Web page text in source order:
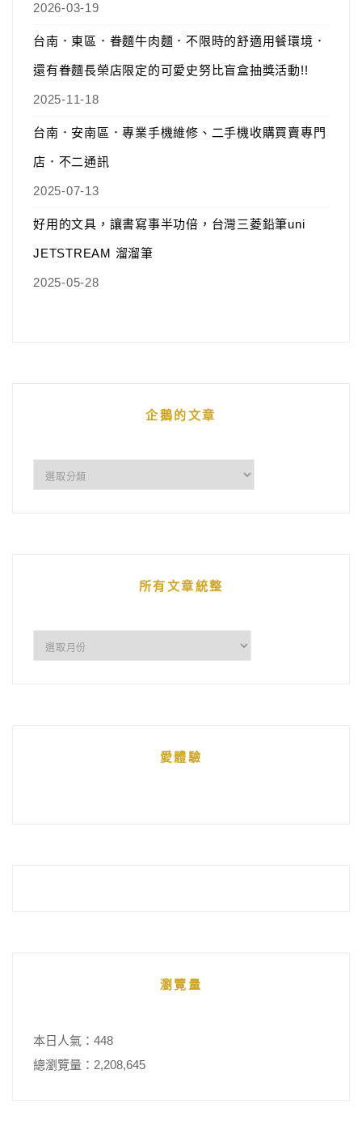
2026-03-19
台南．東區．眷麵牛肉麵．不限時的舒適用餐環境．
還有眷麵長榮店限定的可愛史努比盲盒抽獎活動!!
2025-11-18
台南．安南區．專業手機維修、二手機收購買賣專門
店．不二通訊
2025-07-13
好用的文具，讓書寫事半功倍，台灣三菱鉛筆uni
JETSTREAM 溜溜筆
2025-05-28
企鵝的文章
所有文章統整
愛體驗
瀏覽量
本日人氣：448
總瀏覽量：2,208,645